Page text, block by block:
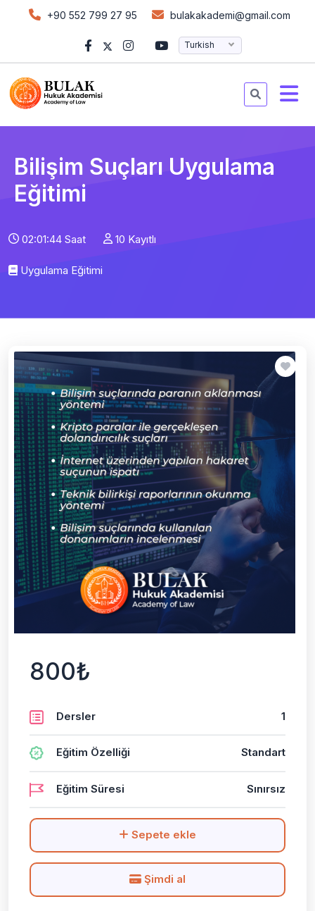
+90 552 799 27 95 bulakakademi@gmail.com
Turkish
Bilişim Suçları Uygulama
Eğitimi
02:01:44 Saat 10 Kayıtlı
Uygulama Eğitimi
800₺
Dersler 1
Eğitim Özelliği Standart
Eğitim Süresi Sınırsız
Sepete ekle
Şimdi al